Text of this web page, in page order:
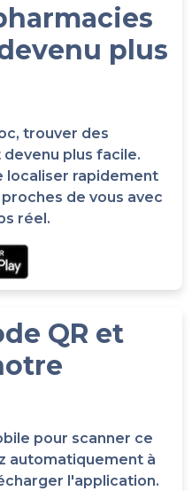
plus
trouver des
plus facile.
localiser rapidement
de vous avec
réel.
QR et
pour scanner ce
automatiquement à
l'application.